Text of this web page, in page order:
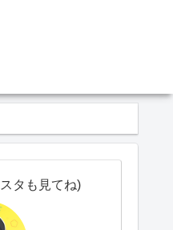
タも見てね)